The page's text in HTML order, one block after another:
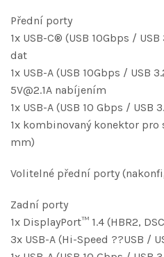
Přední porty
1x USB-C® (USB 10Gbps /
dat
1x USB-A (USB 10Gbps / USB
5V@2.1A nabíjením
1x USB-A (USB 10 Gbps / USB
1x kombinovaný konektor
mm)
Volitelné přední porty
Zadní porty
1x DisplayPort™ 1.4 (HBR2,
3x USB-A (Hi-Speed ??USB /